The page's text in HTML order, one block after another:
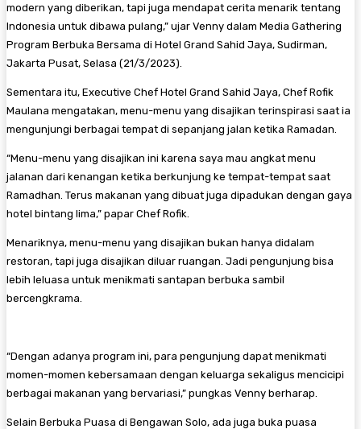
modern yang diberikan, tapi juga mendapat cerita menarik tentang
Indonesia untuk dibawa pulang,” ujar Venny dalam Media Gathering
Program Berbuka Bersama di Hotel Grand Sahid Jaya, Sudirman,
Jakarta Pusat, Selasa (21/3/2023).
Sementara itu, Executive Chef Hotel Grand Sahid Jaya, Chef Rofik
Maulana mengatakan, menu-menu yang disajikan terinspirasi saat ia
mengunjungi berbagai tempat di sepanjang jalan ketika Ramadan.
“Menu-menu yang disajikan ini karena saya mau angkat menu
jalanan dari kenangan ketika berkunjung ke tempat-tempat saat
Ramadhan. Terus makanan yang dibuat juga dipadukan dengan gaya
hotel bintang lima,” papar Chef Rofik.
Menariknya, menu-menu yang disajikan bukan hanya didalam
restoran, tapi juga disajikan diluar ruangan. Jadi pengunjung bisa
lebih leluasa untuk menikmati santapan berbuka sambil
bercengkrama.
“Dengan adanya program ini, para pengunjung dapat menikmati
momen-momen kebersamaan dengan keluarga sekaligus mencicipi
berbagai makanan yang bervariasi,” pungkas Venny berharap.
Selain Berbuka Puasa di Bengawan Solo, ada juga buka puasa